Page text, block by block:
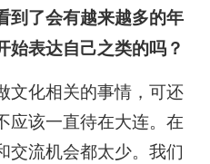
到了会有越来越多的年
始表达自己之类的吗？
文化相关的事情，可还
应该一直待在大连。在
交流机会都太少。我们